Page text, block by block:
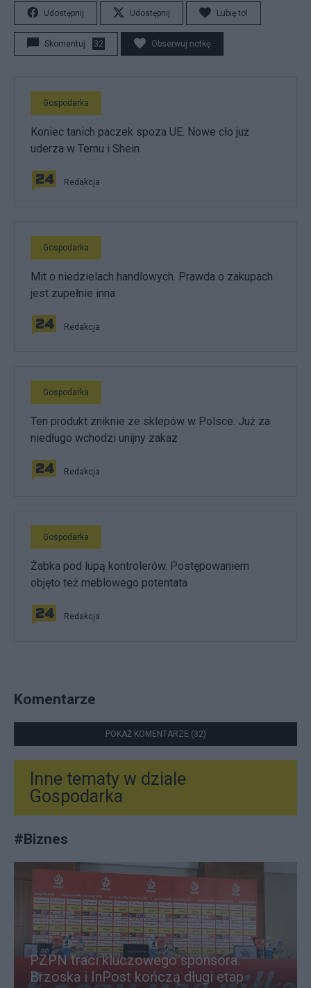
Udostępnij Udostępnij Lubię to!
Skomentuj 32 Obserwuj notkę
Gospodarka
Koniec tanich paczek spoza UE. Nowe cło już
uderza w Temu i Shein
Redakcja
Gospodarka
Mit o niedzielach handlowych. Prawda o zakupach
jest zupełnie inna
Redakcja
Gospodarka
Ten produkt zniknie ze sklepów w Polsce. Już za
niedługo wchodzi unijny zakaz
Redakcja
Gospodarka
Żabka pod lupą kontrolerów. Postępowaniem
objęto też meblowego potentata
Redakcja
Komentarze
POKAŻ KOMENTARZE (32)
Inne tematy w dziale
Gospodarka
#Biznes
PZPN traci kluczowego sponsora.
Brzoska i InPost kończą długi etap